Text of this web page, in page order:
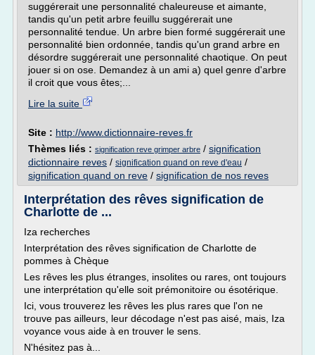
suggérerait une personnalité chaleureuse et aimante,
tandis qu'un petit arbre feuillu suggérerait une
personnalité tendue. Un arbre bien formé suggérerait une
personnalité bien ordonnée, tandis qu'un grand arbre en
désordre suggérerait une personnalité chaotique. On peut
jouer si on ose. Demandez à un ami a) quel genre d'arbre
il croit que vous êtes;...
Lire la suite
Site : http://www.dictionnaire-reves.fr
Thèmes liés : signification reve grimper arbre / signification
dictionnaire reves / signification quand on reve d'eau /
signification quand on reve / signification de nos reves
Interprétation des rêves signification de
Charlotte de ...
Iza recherches
Interprétation des rêves signification de Charlotte de
pommes à Chèque
Les rêves les plus étranges, insolites ou rares, ont toujours
une interprétation qu'elle soit prémonitoire ou ésotérique.
Ici, vous trouverez les rêves les plus rares que l'on ne
trouve pas ailleurs, leur décodage n'est pas aisé, mais, Iza
voyance vous aide à en trouver le sens.
N'hésitez pas à...